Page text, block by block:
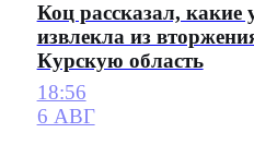
Коц рассказал,
извлекла из
Курскую область
18:56
6 АВГ